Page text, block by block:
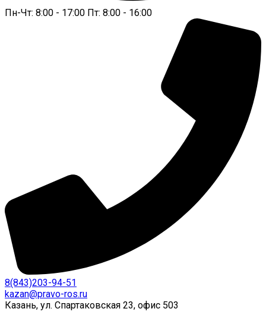
Пн-Чт: 8:00 - 17:00 Пт: 8:00 - 16:00
8(843)203-94-51
kazan@pravo-ros.ru
Казань, ул. Спартаковская 23, офис 503